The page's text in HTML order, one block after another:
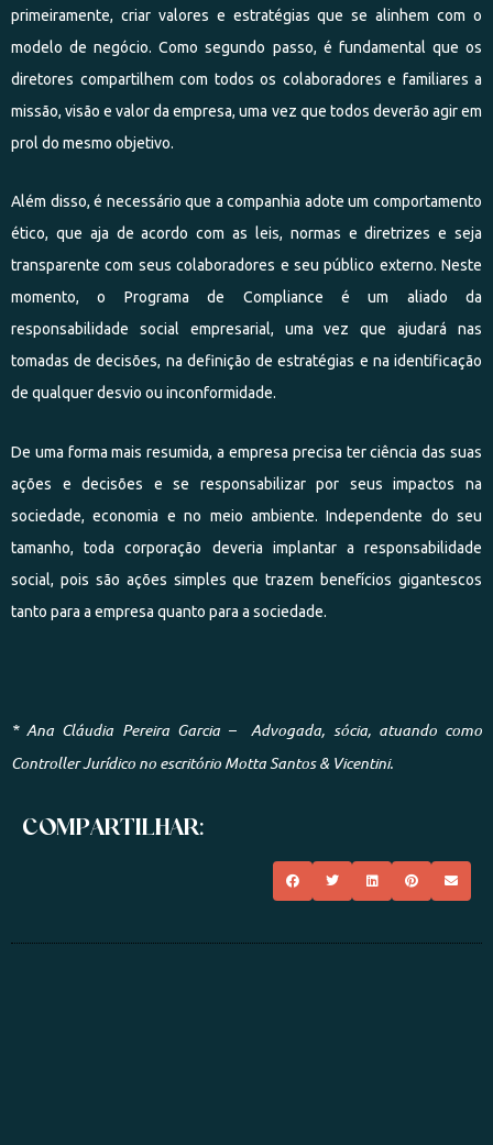
primeiramente, criar valores e estratégias que se alinhem com o
modelo de negócio. Como segundo passo, é fundamental que os
diretores compartilhem com todos os colaboradores e familiares a
missão, visão e valor da empresa, uma vez que todos deverão agir em
prol do mesmo objetivo.
Além disso, é necessário que a companhia adote um comportamento
ético, que aja de acordo com as leis, normas e diretrizes e seja
transparente com seus colaboradores e seu público externo. Neste
momento, o Programa de Compliance é um aliado da
responsabilidade social empresarial, uma vez que ajudará nas
tomadas de decisões, na definição de estratégias e na identificação
de qualquer desvio ou inconformidade.
De uma forma mais resumida, a empresa precisa ter ciência das suas
ações e decisões e se responsabilizar por seus impactos na
sociedade, economia e no meio ambiente. Independente do seu
tamanho, toda corporação deveria implantar a responsabilidade
social, pois são ações simples que trazem benefícios gigantescos
tanto para a empresa quanto para a sociedade.
* Ana Cláudia Pereira Garcia – Advogada, sócia, atuando como
Controller Jurídico no escritório Motta Santos & Vicentini.
COMPARTILHAR: